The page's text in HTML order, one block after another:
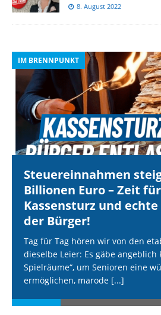
8. August 2022
IM BRENNPUNKT
Steuereinnahmen
Billionen Euro – Zeit
Kassensturz und
der Bürger!
Tag für Tag hören wir von den
dieselbe Leier: Es gäbe angeblich
Spielräume“, um Senioren eine
ermöglichen, marode [...]